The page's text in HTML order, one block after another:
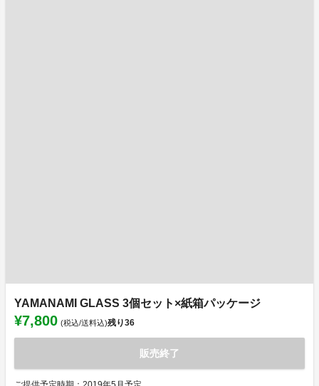
YAMANAMI GLASS 3個セット×紙箱パッケージ
¥7,800 (税込/送料込)残り36
販売終了